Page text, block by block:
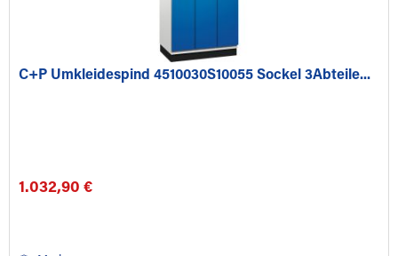
C+P Umkleidespind 4510030S10055 Sockel 3Abteile...
1.032,90 €